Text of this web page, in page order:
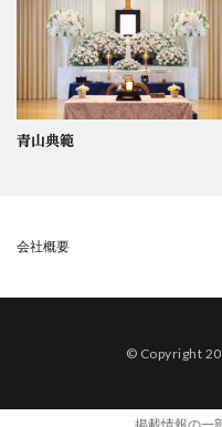
青山典範
会社概要
© Copyright